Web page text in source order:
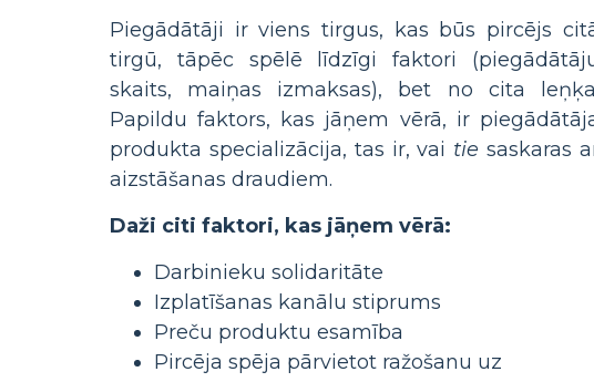
Piegādātāji ir viens tirgus, kas būs pircējs
tirgū, tāpēc spēlē līdzīgi faktori
skaits, maiņas izmaksas), bet no cita
Papildu faktors, kas jāņem vērā, ir
produkta specializācija, tas ir, vai tie saskaras
aizstāšanas draudiem.
Daži citi faktori, kas jāņem vērā:
Darbinieku solidaritāte
Izplatīšanas kanālu stiprums
Preču produktu esamība
Pircēja spēja pārvietot ražošanu uz